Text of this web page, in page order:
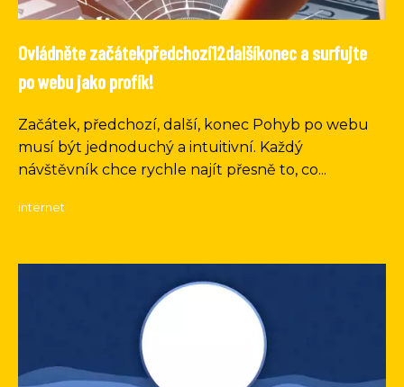
Ovládněte začátekpředchozí12dalšíkonec a surfujte
po webu jako profík!
Začátek, předchozí, další, konec Pohyb po webu
musí být jednoduchý a intuitivní. Každý
návštěvník chce rychle najít přesně to, co...
internet